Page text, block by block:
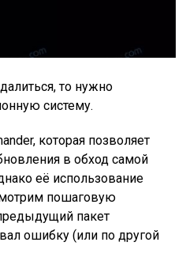
то нужно
систему.
которая позволяет
в обход самой
её использование
пошаговую
пакет
ошибку (или по другой